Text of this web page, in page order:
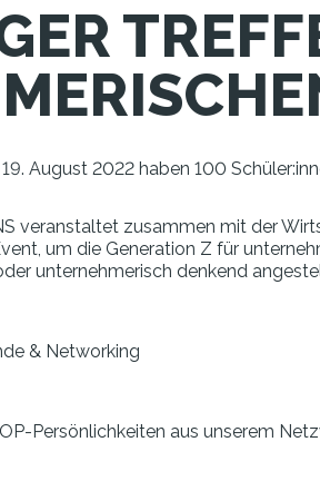
August 2022 haben 100
veranstaltet zusammen mit der
um die Generation Z für
unternehmerisch denkend
& Networking
Persönlichkeiten aus unserem